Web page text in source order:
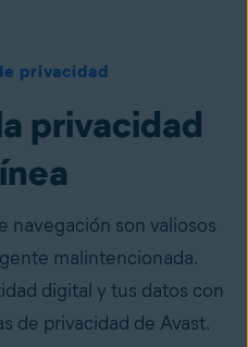
privacidad
privacidad
navegación son valiosos
malintencionada.
digital y tus datos con
de privacidad de Avast.